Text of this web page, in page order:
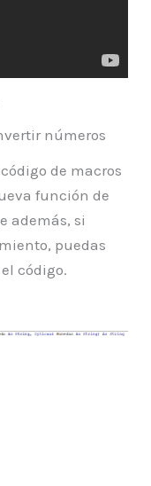
números
de macros
función de
además, si
puedas
código.